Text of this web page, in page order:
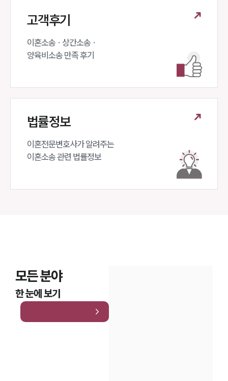
고객후기
이혼소송 · 상간소송 ·
양육비소송 만족 후기
법률정보
이혼전문변호사가 알려주는
이혼소송 관련 법률정보
모든 분야
한 눈에 보기